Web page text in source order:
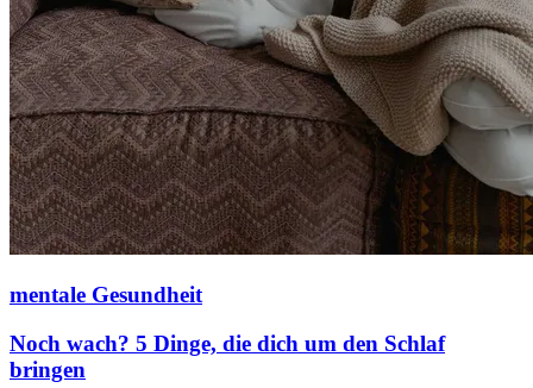
mentale Gesundheit
Noch wach? 5 Dinge, die dich um den Schlaf
bringen